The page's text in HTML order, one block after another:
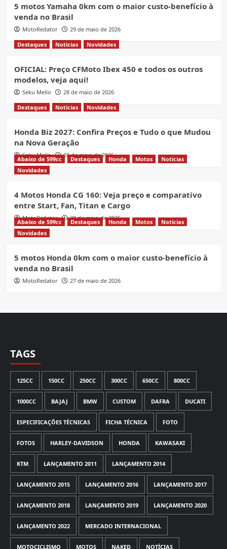
5 motos Yamaha 0km com o maior custo-benefício à
venda no Brasil
MotoRedator
29 de maio de 2026
Destaques
Notícias Novidades
OFICIAL: Preço CFMoto Ibex 450 e todos os outros
modelos, veja aqui!
Seku Mello
28 de maio de 2026
Destaques
Notícias Novidades
Honda Biz 2027: Confira Preços e Tudo o que Mudou
na Nova Geração
Seku Mello 28 de maio de 2026
Abaixo de 599cc Destaques Honda Motos
Notícias
Novidades
4 Motos Honda CG 160: Veja preço e comparativo
entre Start, Fan, Titan e Cargo
MotoRedator 28 de maio de 2026
Abaixo de 599cc Destaques Honda Motos
Notícias
Novidades
5 motos Honda 0km com o maior custo-benefício à
venda no Brasil
MotoRedator 27 de maio de 2026
TAGS
125CC 150CC 250CC 300CC 650CC 800CC
1000CC BAJAJ BMW CUSTOM DAFRA DUCATI
ESPECIFICAÇÕES TÉCNICAS FICHA TÉCNICA FOTO
FOTOS HARLEY-DAVIDSON HONDA KAWASAKI
KTM LANÇAMENTO 2011 LANÇAMENTO 2014
LANÇAMENTO 2015 LANÇAMENTO 2016 LANÇAMENTO 2017
LANÇAMENTO 2018 LANÇAMENTO 2019 LANÇAMENTO 2020
LANÇAMENTO 2022 MERCADO INTERNACIONAL
MOTOCICLISMO MOTOS NAKED NOTÍCIAS